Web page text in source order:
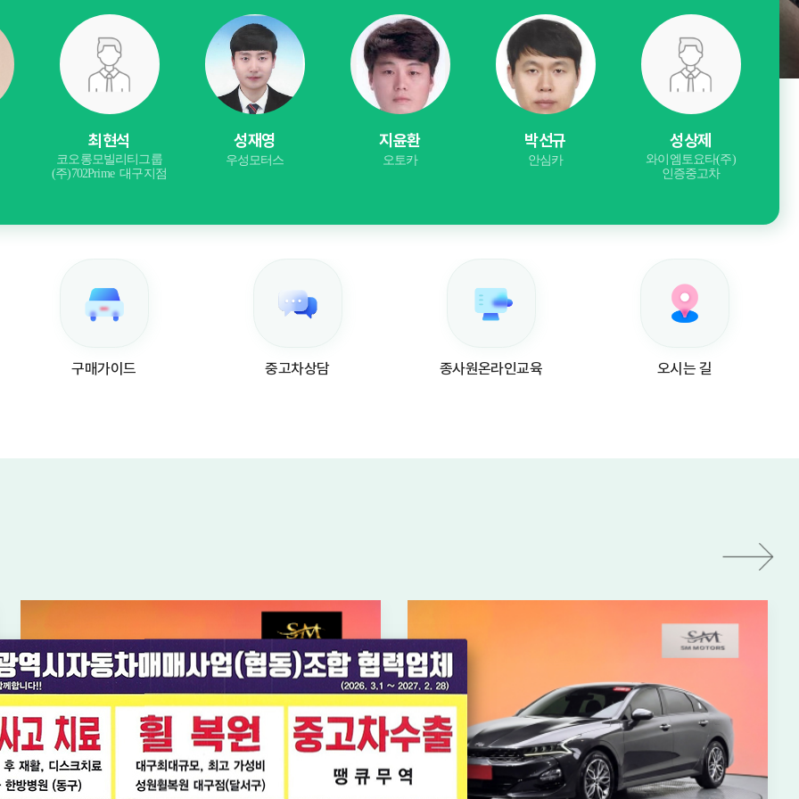
최현석
코오롱모빌리티그룹
(주)702Prime 대구지점
성재영
우성모터스
지윤환
오토카
박선규
안심카
성상제
와이엠토요타(주)
인증중고차
구매가이드 중고차상담 종사원온라인교육 오시는 길